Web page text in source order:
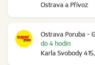
Ostrava a Přívoz
Ostrava Poruba -
Karla Svobody
do 4 hodin